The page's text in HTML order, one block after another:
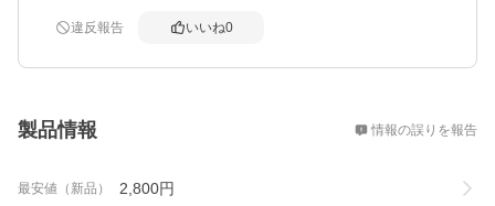
違反報告 いいね0
製品情報 情報の誤りを報告
最安値（新品） 2,800円